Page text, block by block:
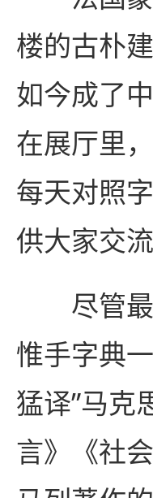
楼的古朴
如今成了
在展厅里
每天对照
供大家交流
尽管最
惟手字典
猛译”马克
言》《社